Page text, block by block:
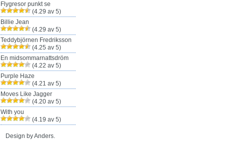
Flygresor punkt se
(4.29 av 5)
Billie Jean
(4.29 av 5)
Teddybjörnen Fredriksson
(4.25 av 5)
En midsommarnattsdröm
(4.22 av 5)
Purple Haze
(4.21 av 5)
Moves Like Jagger
(4.20 av 5)
With you
(4.19 av 5)
Design by Anders.